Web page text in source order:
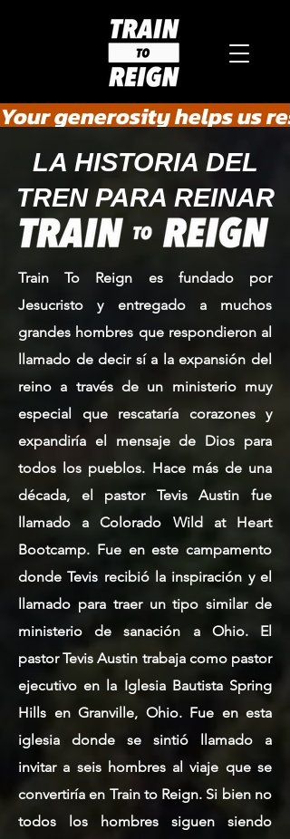
Your generosity helps us
LA HISTORIA DEL
TREN PARA REINAR
Train To Reign es fundado por
Jesucristo y entregado a muchos
grandes hombres que respondieron al
llamado de decir sí a la expansión del
reino a través de un ministerio muy
especial que rescataría corazones y
expandiría el mensaje de Dios para
todos los pueblos. Hace más de una
década, el pastor Tevis Austin fue
llamado a Colorado Wild at Heart
Bootcamp. Fue en este campamento
donde Tevis recibió la inspiración y el
llamado para traer un tipo similar de
ministerio de sanación a Ohio. El
pastor Tevis Austin trabaja como pastor
ejecutivo en la Iglesia Bautista Spring
Hills en Granville, Ohio. Fue en esta
iglesia donde se sintió llamado a
invitar a seis hombres al viaje que se
convertiría en Train to Reign. Si bien no
todos los hombres siguen siendo